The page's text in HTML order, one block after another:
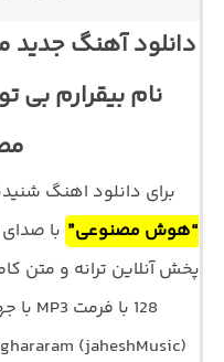
دانلود آهنگ جدید
نام ﺑﻴﻘﺮارم ﺑﻰ
برای دانلود اهنگ
“هوش مصنوعی” با
128 با فرمت MP3 با جهش موزیک ❤️ همراه باشید
(jaheshMusic)